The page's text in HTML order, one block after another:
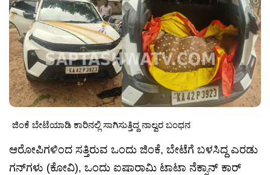
ಜಿಂಕೆ ಬೇಟೆಯಾಡಿ ಕಾರಿನಲ್ಲಿ ಸಾಗಿಸುತ್ತಿದ್ದ ನಾಲ್ವರ ಬಂಧನ
ಆರೋಪಿಗಳಿಂದ ಸತ್ತಿರುವ ಒಂದು ಜಿಂಕೆ, ಬೇಟೆಗೆ ಬಳಸಿದ್ದ ಎರಡು
ಗನ್‌ಗಳು (ಕೋವಿ), ಒಂದು ಐಷಾರಾಮಿ ಟಾಟಾ ನೆಕ್ಸಾನ್ ಕಾರ್